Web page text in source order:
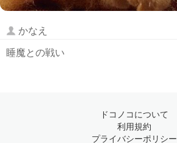
かなえ
睡魔との戦い
ドコノコについて
利用規約
プライバシーポリシー